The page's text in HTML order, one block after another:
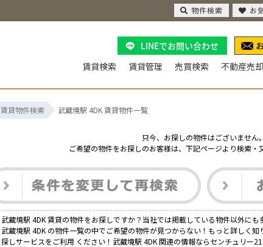
LINEでお問い合わせ
賃貸検索 賃貸管理 売買検索 不動産売却
賃貸物件検索 武蔵境駅 4DK 賃貸物件一覧
只今、お探しの物件はございません。
ご希望の物件をお探しのお客様は、下記ページより検索・
武蔵境駅 4DK 賃貸の物件をお探しですか？当社では掲載している物件以外にも
武蔵境駅 4DK の物件一覧の中でご希望の物件が見つからない！もっと詳しく
探しサービスをご利用 ください！武蔵境駅 4DK 関連の情報ならセンチュリー
物件検索 お